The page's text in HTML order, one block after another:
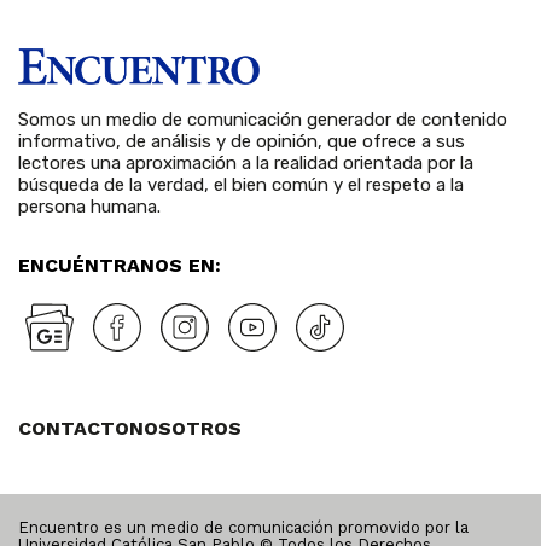
Somos un medio de comunicación generador de contenido
informativo, de análisis y de opinión, que ofrece a sus
lectores una aproximación a la realidad orientada por la
búsqueda de la verdad, el bien común y el respeto a la
persona humana.
ENCUÉNTRANOS EN:
CONTACTONOSOTROS
Encuentro es un medio de comunicación promovido por la